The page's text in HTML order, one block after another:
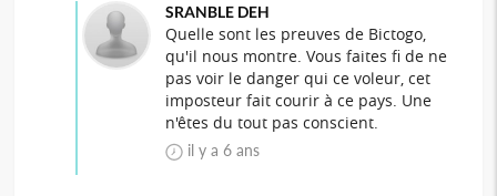
SRANBLE DEH
Quelle sont les preuves de Bictogo,
qu'il nous montre. Vous faites fi de ne
pas voir le danger qui ce voleur, cet
imposteur fait courir à ce pays. Une
n'êtes du tout pas conscient.
il y a 6 ans